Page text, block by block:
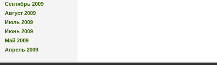
Сентябрь 2009
Август 2009
Июль 2009
Июнь 2009
Май 2009
Апрель 2009